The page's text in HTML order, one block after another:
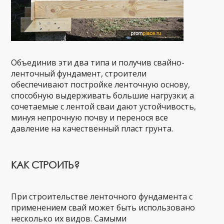
Объединив эти два типа и получив свайно-
ленточный фундамент, строители
обеспечивают постройке ленточную основу,
способную выдерживать большие нагрузки; а
сочетаемые с лентой сваи дают устойчивость,
минуя непрочную почву и перенося все
давление на качественный пласт грунта.
КАК СТРОИТЬ?
При строительстве ленточного фундамента с
применением свай может быть использовано
несколько их видов. Самыми